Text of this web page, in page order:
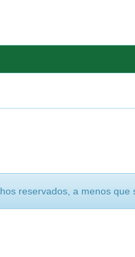
reservados, a menos que